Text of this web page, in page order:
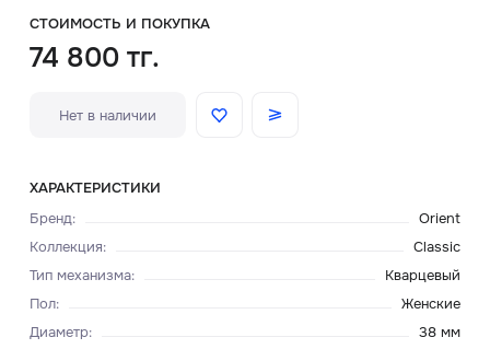
СТОИМОСТЬ И ПОКУПКА
74 800 тг.
Нет в наличии
ХАРАКТЕРИСТИКИ
Бренд:
Orient
Коллекция:
Classic
Тип механизма:
Кварцевый
Пол:
Женские
Диаметр:
38 мм
О нас